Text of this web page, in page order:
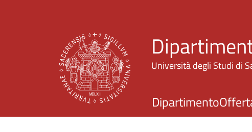
Università degli Studi di
Dipartimento